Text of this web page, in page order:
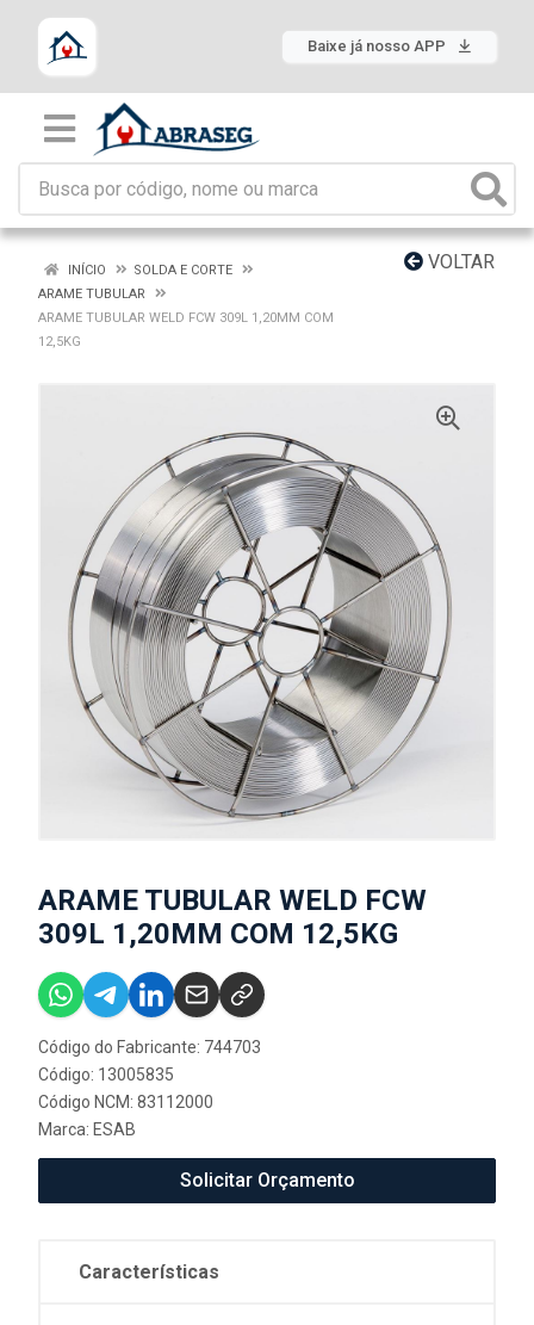
Baixe já nosso APP
VOLTAR
INÍCIO
SOLDA E CORTE
ARAME TUBULAR
ARAME TUBULAR WELD FCW 309L 1,20MM COM
12,5KG
ARAME TUBULAR WELD FCW
309L 1,20MM COM 12,5KG
Código do Fabricante: 744703
Código: 13005835
Código NCM: 83112000
Marca: ESAB
Solicitar Orçamento
Características